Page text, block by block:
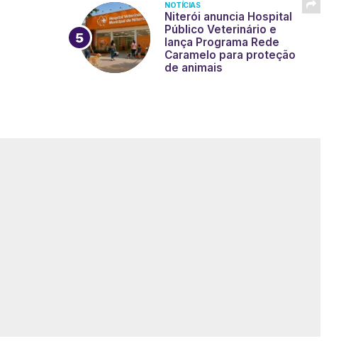
NOTÍCIAS
Niterói anuncia Hospital
Público Veterinário e
lança Programa Rede
Caramelo para proteção
de animais